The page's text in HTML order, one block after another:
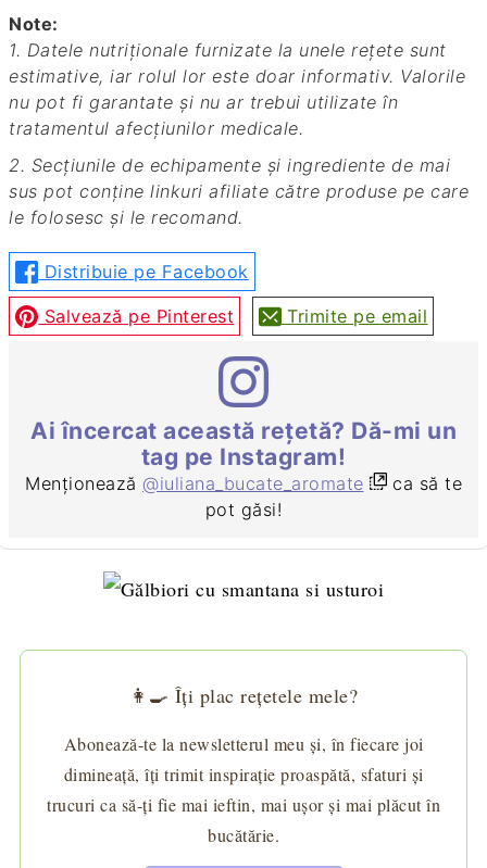
Note:
1. Datele nutriționale furnizate la unele rețete sunt
estimative, iar rolul lor este doar informativ. Valorile
nu pot fi garantate și nu ar trebui utilizate în
tratamentul afecțiunilor medicale.
2. Secțiunile de echipamente și ingrediente de mai
sus pot conține linkuri afiliate către produse pe care
le folosesc și le recomand.
Distribuie pe Facebook
Salvează pe Pinterest Trimite pe email
Ai încercat această rețetă? Dă-mi un
tag pe Instagram!
Menționează @iuliana_bucate_aromate
ca să te
pot găsi!
👩‍🍳 Îți plac rețetele mele?
Abonează-te la newsletterul meu și, în fiecare joi
dimineață, îți trimit inspirație proaspătă, sfaturi și
trucuri ca să-ți fie mai ieftin, mai ușor și mai plăcut în
bucătărie.